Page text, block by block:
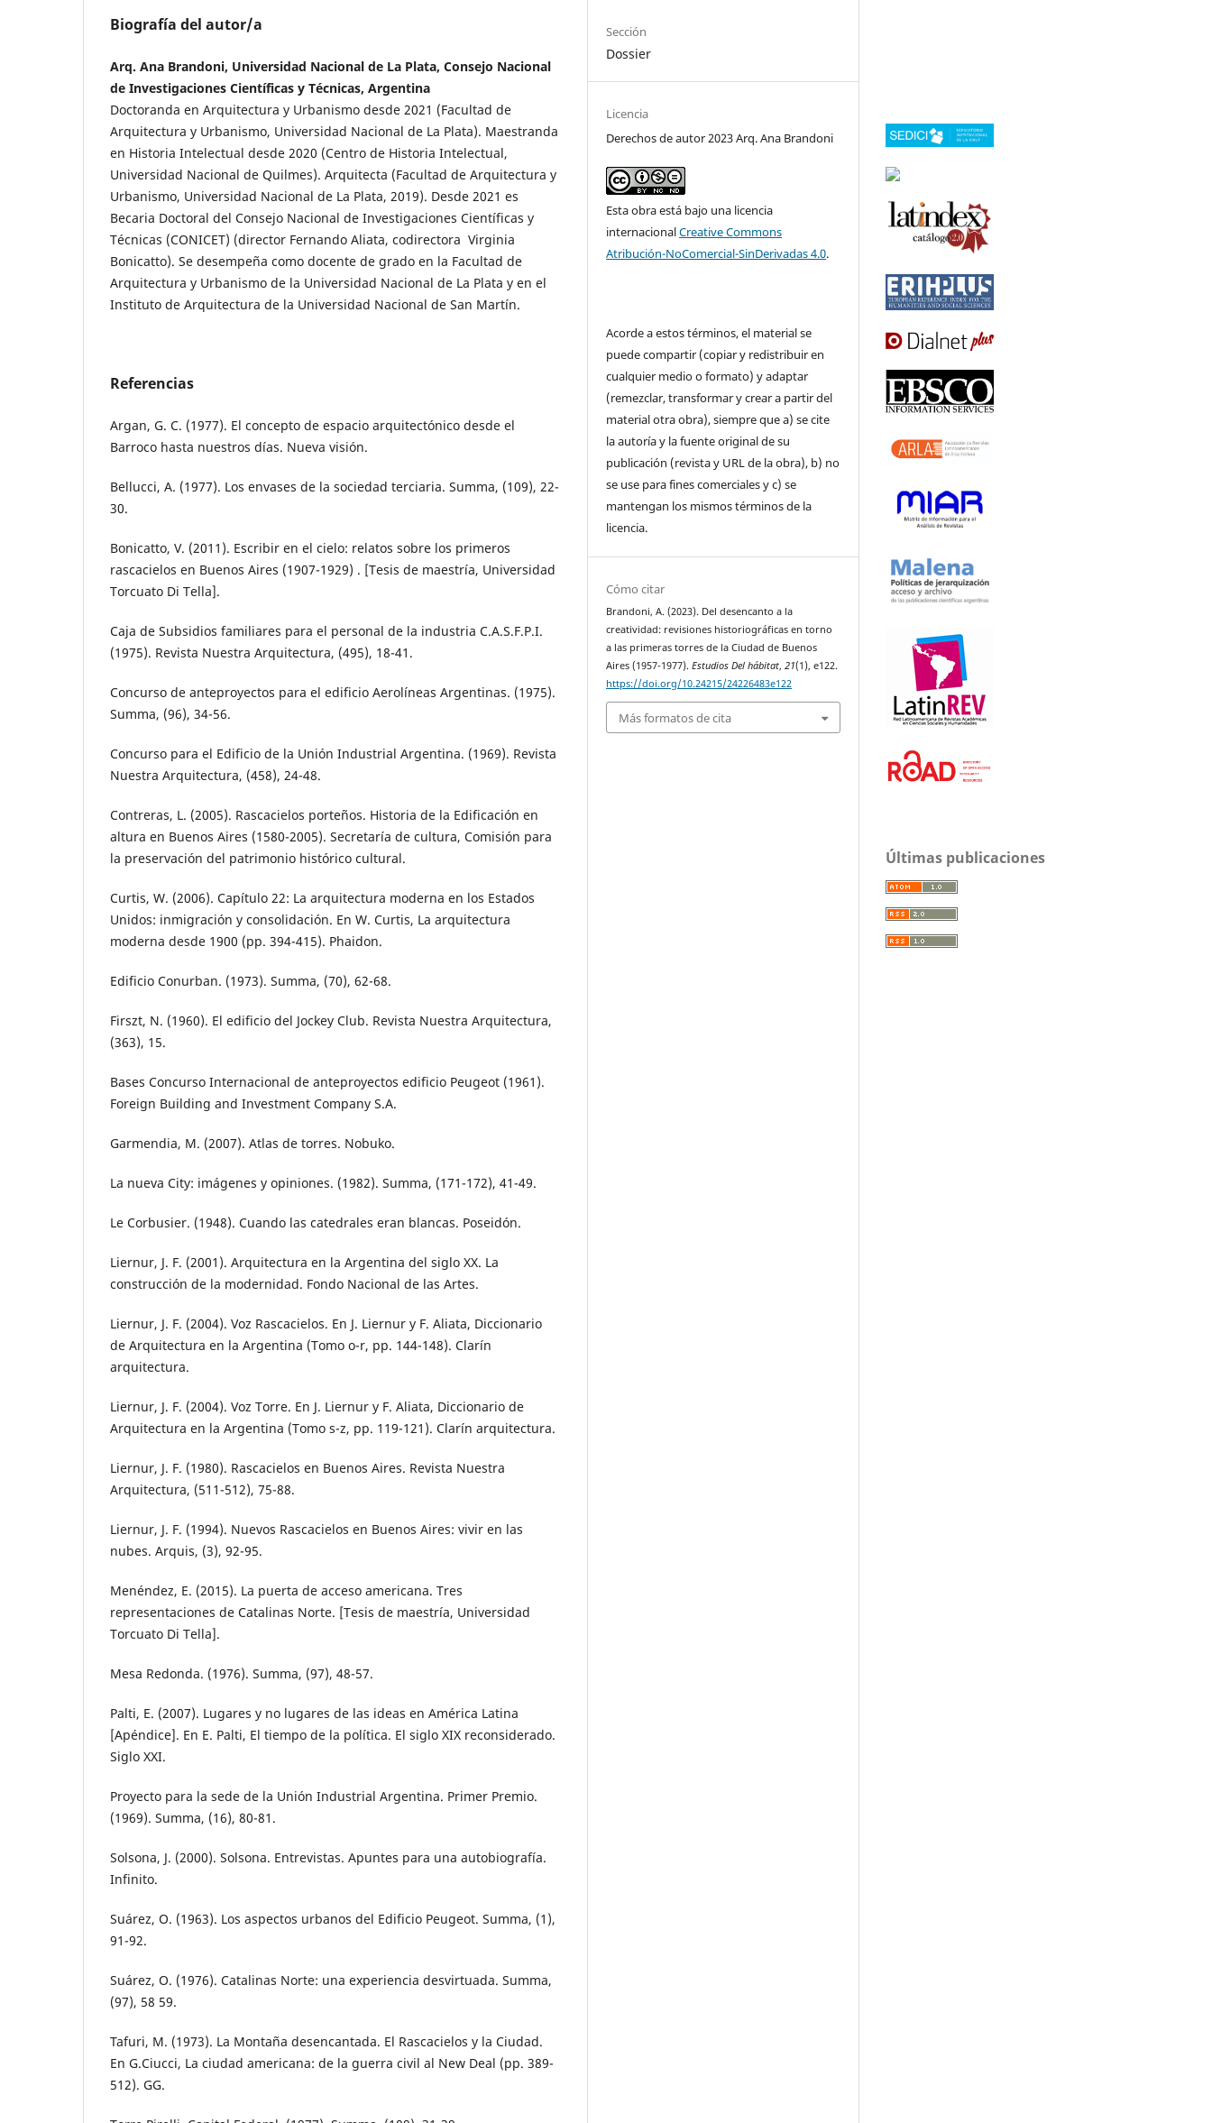
Biografía del autor/a
Arq. Ana Brandoni, Universidad Nacional de La Plata, Consejo Nacional
de Investigaciones Científicas y Técnicas, Argentina
Doctoranda en Arquitectura y Urbanismo desde 2021 (Facultad de
Arquitectura y Urbanismo, Universidad Nacional de La Plata). Maestranda
en Historia Intelectual desde 2020 (Centro de Historia Intelectual,
Universidad Nacional de Quilmes). Arquitecta (Facultad de Arquitectura y
Urbanismo, Universidad Nacional de La Plata, 2019). Desde 2021 es
Becaria Doctoral del Consejo Nacional de Investigaciones Científicas y
Técnicas (CONICET) (director Fernando Aliata, codirectora Virginia
Bonicatto). Se desempeña como docente de grado en la Facultad de
Arquitectura y Urbanismo de la Universidad Nacional de La Plata y en el
Instituto de Arquitectura de la Universidad Nacional de San Martín.
Referencias
Argan, G. C. (1977). El concepto de espacio arquitectónico desde el
Barroco hasta nuestros días. Nueva visión.
Bellucci, A. (1977). Los envases de la sociedad terciaria. Summa, (109), 22-
30.
Bonicatto, V. (2011). Escribir en el cielo: relatos sobre los primeros
rascacielos en Buenos Aires (1907-1929) . [Tesis de maestría, Universidad
Torcuato Di Tella].
Caja de Subsidios familiares para el personal de la industria C.A.S.F.P.I.
(1975). Revista Nuestra Arquitectura, (495), 18-41.
Concurso de anteproyectos para el edificio Aerolíneas Argentinas. (1975).
Summa, (96), 34-56.
Concurso para el Edificio de la Unión Industrial Argentina. (1969). Revista
Nuestra Arquitectura, (458), 24-48.
Contreras, L. (2005). Rascacielos porteños. Historia de la Edificación en
altura en Buenos Aires (1580-2005). Secretaría de cultura, Comisión para
la preservación del patrimonio histórico cultural.
Curtis, W. (2006). Capítulo 22: La arquitectura moderna en los Estados
Unidos: inmigración y consolidación. En W. Curtis, La arquitectura
moderna desde 1900 (pp. 394-415). Phaidon.
Edificio Conurban. (1973). Summa, (70), 62-68.
Firszt, N. (1960). El edificio del Jockey Club. Revista Nuestra Arquitectura,
(363), 15.
Bases Concurso Internacional de anteproyectos edificio Peugeot (1961).
Foreign Building and Investment Company S.A.
Garmendia, M. (2007). Atlas de torres. Nobuko.
La nueva City: imágenes y opiniones. (1982). Summa, (171-172), 41-49.
Le Corbusier. (1948). Cuando las catedrales eran blancas. Poseidón.
Liernur, J. F. (2001). Arquitectura en la Argentina del siglo XX. La
construcción de la modernidad. Fondo Nacional de las Artes.
Liernur, J. F. (2004). Voz Rascacielos. En J. Liernur y F. Aliata, Diccionario
de Arquitectura en la Argentina (Tomo o-r, pp. 144-148). Clarín
arquitectura.
Liernur, J. F. (2004). Voz Torre. En J. Liernur y F. Aliata, Diccionario de
Arquitectura en la Argentina (Tomo s-z, pp. 119-121). Clarín arquitectura.
Liernur, J. F. (1980). Rascacielos en Buenos Aires. Revista Nuestra
Arquitectura, (511-512), 75-88.
Liernur, J. F. (1994). Nuevos Rascacielos en Buenos Aires: vivir en las
nubes. Arquis, (3), 92-95.
Menéndez, E. (2015). La puerta de acceso americana. Tres
representaciones de Catalinas Norte. [Tesis de maestría, Universidad
Torcuato Di Tella].
Mesa Redonda. (1976). Summa, (97), 48-57.
Palti, E. (2007). Lugares y no lugares de las ideas en América Latina
[Apéndice]. En E. Palti, El tiempo de la política. El siglo XIX reconsiderado.
Siglo XXI.
Proyecto para la sede de la Unión Industrial Argentina. Primer Premio.
(1969). Summa, (16), 80-81.
Solsona, J. (2000). Solsona. Entrevistas. Apuntes para una autobiografía.
Infinito.
Suárez, O. (1963). Los aspectos urbanos del Edificio Peugeot. Summa, (1),
91-92.
Suárez, O. (1976). Catalinas Norte: una experiencia desvirtuada. Summa,
(97), 58 59.
Tafuri, M. (1973). La Montaña desencantada. El Rascacielos y la Ciudad.
En G.Ciucci, La ciudad americana: de la guerra civil al New Deal (pp. 389-
512). GG.
Sección
Dossier
Licencia
Derechos de autor 2023 Arq. Ana Brandoni
Esta obra está bajo una licencia
internacionalCreative Commons
Atribución-NoComercial-SinDerivadas 4.0.
Acorde a estos términos, el material se
puede compartir (copiar y redistribuir en
cualquier medio o formato) y adaptar
(remezclar, transformar y crear a partir del
material otra obra), siempre que a) se cite
la autoría y la fuente original de su
publicación (revista y URL de la obra), b) no
se use para fines comerciales y c) se
mantengan los mismos términos de la
licencia.
Cómo citar
Brandoni, A. (2023). Del desencanto a la
creatividad: revisiones historiográficas en torno
a las primeras torres de la Ciudad de Buenos
Aires (1957-1977).Estudios Del hábitat,21(1), e122.
https://doi.org/10.24215/24226483e122
Más formatos de cita
Últimas publicaciones